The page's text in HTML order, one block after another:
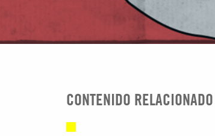
CONTENIDO RELACIONADO